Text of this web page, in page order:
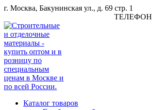
Перейти
содержанию
г. Москва, Бакунинская ул., д. 69 стр. 1
ТЕЛЕФОН
Каталог товаров